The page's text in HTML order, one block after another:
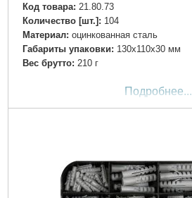
Код товара: 21.80.73
Количество [шт.]: 104
Материал: оцинкованная сталь
Габариты упаковки: 130x110x30 мм
Вес брутто: 210 г
Подробнее...